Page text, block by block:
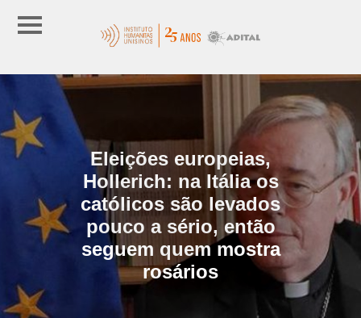
Eleições europeias,
Hollerich: na Itália os
católicos são levados
pouco a sério, então
seguem quem mostra
rosários